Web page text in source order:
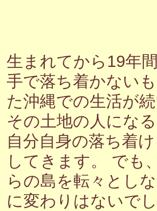
生まれてから19年
手で落ち着かない
た沖縄での生活が
その土地の人にな
自分自身の落ち着
してきます。 でも
らの島を転々とし
に変わりはないで